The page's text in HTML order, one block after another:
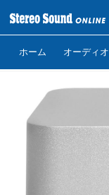
ホーム オーディオ